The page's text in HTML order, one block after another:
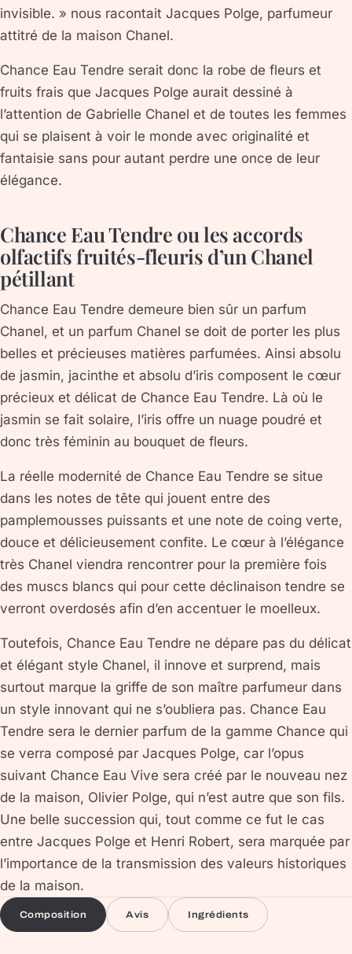
invisible. » nous racontait Jacques Polge, parfumeur
attitré de la maison Chanel.
Chance Eau Tendre serait donc la robe de fleurs et
fruits frais que Jacques Polge aurait dessiné à
l’attention de Gabrielle Chanel et de toutes les femmes
qui se plaisent à voir le monde avec originalité et
fantaisie sans pour autant perdre une once de leur
élégance.
Chance Eau Tendre ou les accords
olfactifs fruités-fleuris d’un Chanel
pétillant
Chance Eau Tendre demeure bien sûr un parfum
Chanel, et un parfum Chanel se doit de porter les plus
belles et précieuses matières parfumées. Ainsi absolu
de jasmin, jacinthe et absolu d’iris composent le cœur
précieux et délicat de Chance Eau Tendre. Là où le
jasmin se fait solaire, l’iris offre un nuage poudré et
donc très féminin au bouquet de fleurs.
La réelle modernité de Chance Eau Tendre se situe
dans les notes de tête qui jouent entre des
pamplemousses puissants et une note de coing verte,
douce et délicieusement confite. Le cœur à l’élégance
très Chanel viendra rencontrer pour la première fois
des muscs blancs qui pour cette déclinaison tendre se
verront overdosés afin d’en accentuer le moelleux.
Toutefois, Chance Eau Tendre ne dépare pas du délicat
et élégant style Chanel, il innove et surprend, mais
surtout marque la griffe de son maître parfumeur dans
un style innovant qui ne s’oubliera pas. Chance Eau
Tendre sera le dernier parfum de la gamme Chance qui
se verra composé par Jacques Polge, car l’opus
suivant Chance Eau Vive sera créé par le nouveau nez
de la maison, Olivier Polge, qui n’est autre que son fils.
Une belle succession qui, tout comme ce fut le cas
entre Jacques Polge et Henri Robert, sera marquée par
l’importance de la transmission des valeurs historiques
de la maison.
Composition Avis Ingrédients